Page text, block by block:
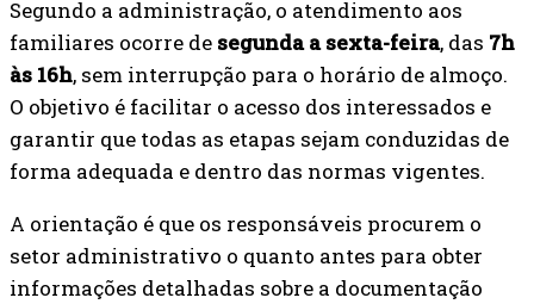
Segundo a administração, o atendimento aos
familiares ocorre de segunda a sexta-feira, das 7h
às 16h, sem interrupção para o horário de almoço.
O objetivo é facilitar o acesso dos interessados e
garantir que todas as etapas sejam conduzidas de
forma adequada e dentro das normas vigentes.
A orientação é que os responsáveis procurem o
setor administrativo o quanto antes para obter
informações detalhadas sobre a documentação